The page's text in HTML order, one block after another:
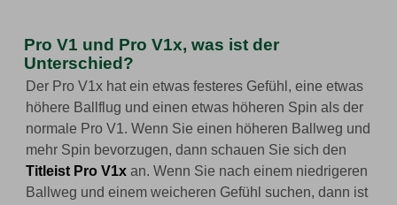
Pro V1 und Pro V1x, was ist der
Unterschied?
Der Pro V1x hat ein etwas festeres Gefühl, eine etwas
höhere Ballflug und einen etwas höheren Spin als der
normale Pro V1. Wenn Sie einen höheren Ballweg und
mehr Spin bevorzugen, dann schauen Sie sich den
Titleist Pro V1x an. Wenn Sie nach einem niedrigeren
Ballweg und einem weicheren Gefühl suchen, dann ist